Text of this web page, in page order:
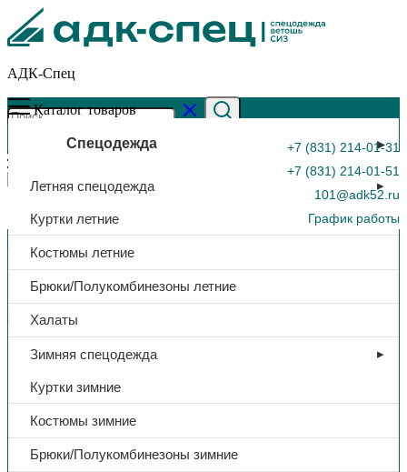
АДК-Спец
+7 (831) 214-01-31
+7 (831) 214-01-51
101@adk52.ru
График работы
0
Каталог товаров
Спецодежда
Летняя спецодежда
Куртки летние
Костюмы летние
Брюки/Полукомбинезоны летние
Халаты
Зимняя спецодежда
Куртки зимние
Костюмы зимние
Брюки/Полукомбинезоны зимние
Главная страница»Каталог»Респиратор «РУССИЗ 122»,
FFP2, с клапаном
СИЗ
Респиратор «РУССИЗ 122»,
FFP2, с клапаном
В избранное
Категории: СИЗ ,Средства защиты дыхания